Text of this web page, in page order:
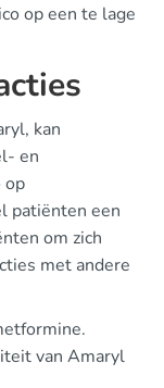
op een te lage
kan
en
op
patiënten een
om zich
met andere
van Amaryl